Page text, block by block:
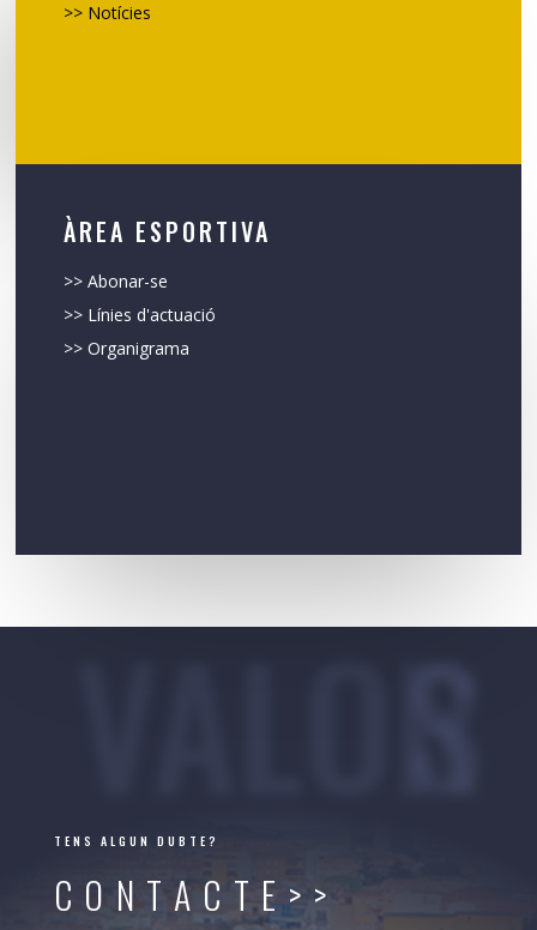
>> Notícies
ÀREA ESPORTIVA
>> Abonar-se
>> Línies d'actuació
>> Organigrama
VALORS
TENS ALGUN DUBTE?
CONTACTE>>